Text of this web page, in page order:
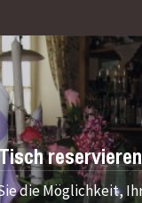
Tisch reservieren
die Möglichkeit,